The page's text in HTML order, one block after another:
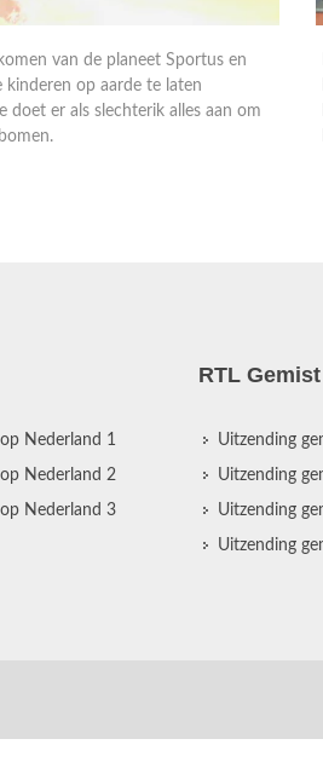
van de planeet Sportus en
kinderen op aarde te laten
doet er als slechterik alles aan om
Nederland 1
Nederland 2
Nederland 3
RTL Gemist
Uitzending
Uitzending
Uitzending
Uitzending